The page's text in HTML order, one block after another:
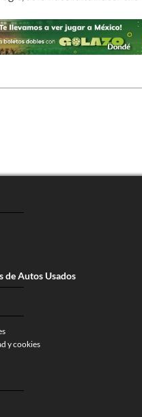
de Autos Usados
y cookies